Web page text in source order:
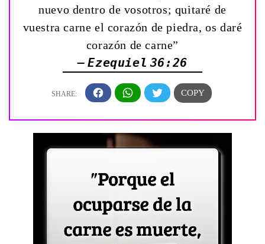
nuevo dentro de vosotros; quitaré de
vuestra carne el corazón de piedra, os daré
corazón de carne”
— Ezequiel 36:26